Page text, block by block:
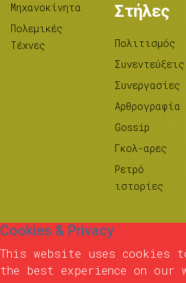
Μηχανοκίνητα
Πολεμικές
Τέχνες
Στήλες
Πολιτισμός
Συνεντεύξεις
Συνεργασίες
Αρθρογραφία
Gossip
Γκολ-αρες
Ρετρό
ιστορίες
Cookies & Privacy
This website uses cookies
the best experience on our